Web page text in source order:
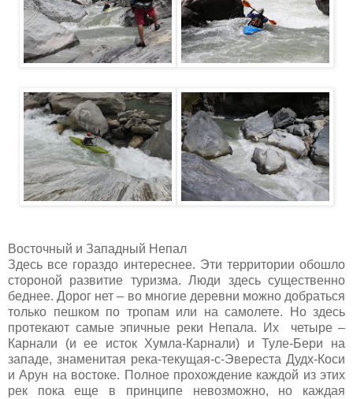
Восточный и Западный Непал
Здесь все гораздо интереснее. Эти территории обошло
стороной развитие туризма. Люди здесь существенно
беднее. Дорог нет – во многие деревни можно добраться
только пешком по тропам или на самолете. Но здесь
протекают самые эпичные реки Непала. Их
четыре –
Карнали (и ее исток Хумла-Карнали) и Туле-Бери на
западе, знаменитая река-текущая-с-Эвереста Дудх-Коси
и Арун на востоке. Полное прохождение каждой из этих
рек пока еще в принципе невозможно, но каждая